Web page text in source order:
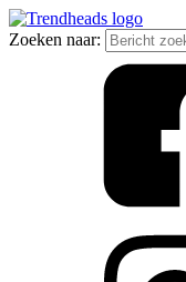
Zoeken naar: